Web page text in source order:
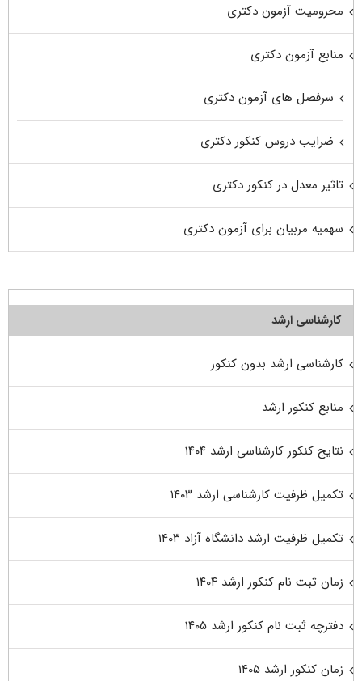
محرومیت آزمون دکتری
منابع آزمون دکتری
سرفصل های آزمون دکتری
ضرایب دروس کنکور دکتری
تاثیر معدل در کنکور دکتری
سهمیه مربیان برای آزمون دکتری
کارشناسی ارشد
کارشناسی ارشد بدون کنکور
منابع کنکور ارشد
نتایج کنکور کارشناسی ارشد ۱۴۰۴
تکمیل ظرفیت کارشناسی ارشد ۱۴۰۳
تکمیل ظرفیت ارشد دانشگاه آزاد ۱۴۰۳
زمان ثبت نام کنکور ارشد ۱۴۰۴
دفترچه ثبت نام کنکور ارشد ۱۴۰۵
زمان کنکور ارشد ۱۴۰۵